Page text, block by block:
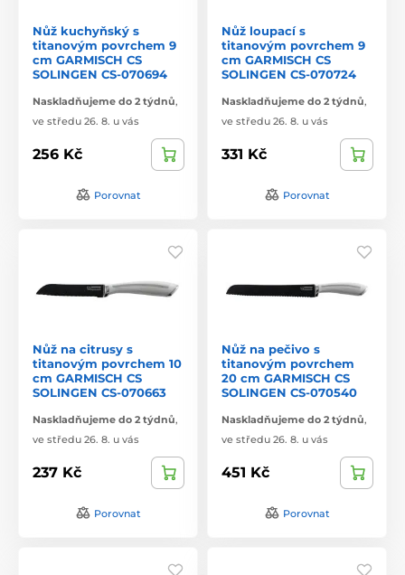
Nůž kuchyňský s
titanovým povrchem 9
cm GARMISCH CS
SOLINGEN CS-070694
Naskladňujeme do 2 týdnů,
ve středu 26. 8. u vás
256 Kč
Porovnat
Nůž loupací s
titanovým povrchem 9
cm GARMISCH CS
SOLINGEN CS-070724
Naskladňujeme do 2 týdnů,
ve středu 26. 8. u vás
331 Kč
Porovnat
Nůž na citrusy s
titanovým povrchem 10
cm GARMISCH CS
SOLINGEN CS-070663
Naskladňujeme do 2 týdnů,
ve středu 26. 8. u vás
237 Kč
Porovnat
Nůž na pečivo s
titanovým povrchem
20 cm GARMISCH CS
SOLINGEN CS-070540
Naskladňujeme do 2 týdnů,
ve středu 26. 8. u vás
451 Kč
Porovnat